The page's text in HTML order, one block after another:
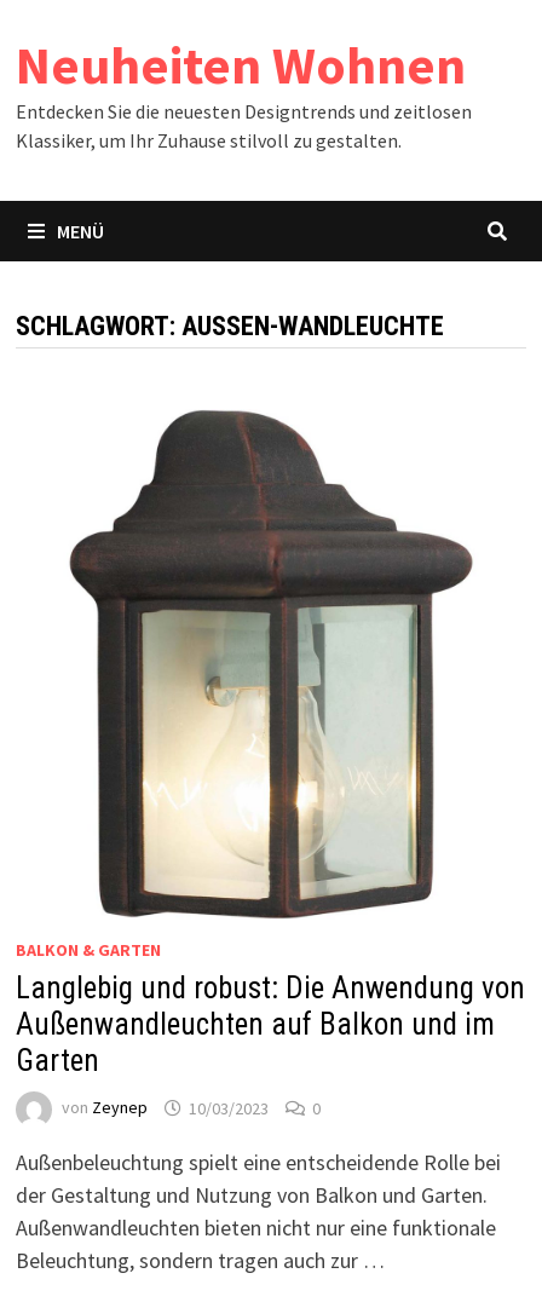
Inhalt
springen
Neuheiten Wohnen
Entdecken Sie die neuesten Designtrends und zeitlosen
Klassiker, um Ihr Zuhause stilvoll zu gestalten.
MENÜ
SCHLAGWORT: AUSSEN-WANDLEUCHTE
BALKON & GARTEN
Langlebig und robust: Die Anwendung von
Außenwandleuchten auf Balkon und im
Garten
von Zeynep 10/03/2023 0
Außenbeleuchtung spielt eine entscheidende Rolle bei
der Gestaltung und Nutzung von Balkon und Garten.
Außenwandleuchten bieten nicht nur eine funktionale
Beleuchtung, sondern tragen auch zur …